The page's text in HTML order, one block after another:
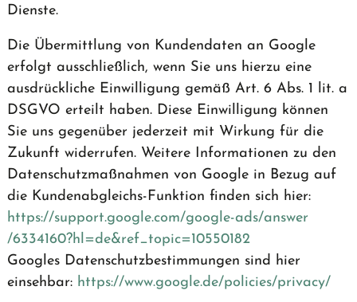
Dienste.
Die Übermittlung von Kundendaten an Google
erfolgt ausschließlich, wenn Sie uns hierzu eine
ausdrückliche Einwilligung gemäß Art. 6 Abs. 1 lit. a
DSGVO erteilt haben. Diese Einwilligung können
Sie uns gegenüber jederzeit mit Wirkung für die
Zukunft widerrufen. Weitere Informationen zu den
Datenschutzmaßnahmen von Google in Bezug auf
die Kundenabgleichs-Funktion finden sich hier:
https://support.google.com/google-ads/answer
/6334160?hl=de&ref_topic=10550182
Googles Datenschutzbestimmungen sind hier
einsehbar: https://www.google.de/policies/privacy/